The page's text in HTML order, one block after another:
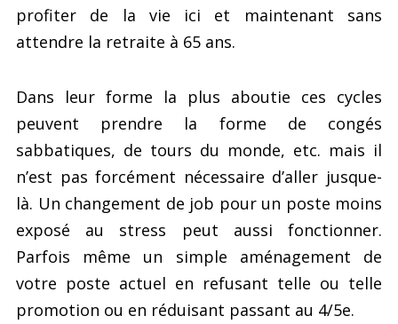
profiter de la vie ici et maintenant sans
attendre la retraite à 65 ans.
Dans leur forme la plus aboutie ces cycles
peuvent prendre la forme de congés
sabbatiques, de tours du monde, etc. mais il
n’est pas forcément nécessaire d’aller jusque-
là. Un changement de job pour un poste moins
exposé au stress peut aussi fonctionner.
Parfois même un simple aménagement de
votre poste actuel en refusant telle ou telle
promotion ou en réduisant passant au 4/5e.